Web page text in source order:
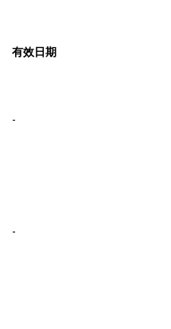
有效日期
-
-